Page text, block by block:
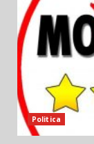
Politica